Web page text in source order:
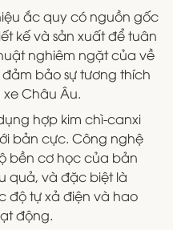
ắc quy có nguồn gốc
kế và sản xuất để tuân
nghiêm ngặt của về
bảo sự tương thích
Châu Âu.
hợp kim chì-canxi
bản cực. Công nghệ
bền cơ học của bản
quả, và đặc biệt là
độ tự xả điện và hao
động.